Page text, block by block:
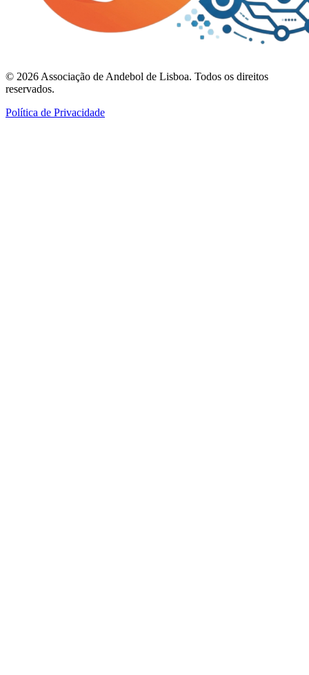
© 2026 Associação de Andebol de Lisboa. Todos os direitos
reservados.
Política de Privacidade